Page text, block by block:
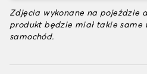
Zdjęcia wykonane na pojeździe
produkt będzie miał takie same
samochód.